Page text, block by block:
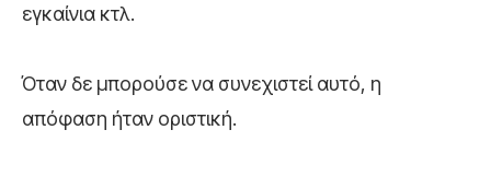
εγκαίνια κτλ.
Όταν δε μπορούσε να συνεχιστεί αυτό, η
απόφαση ήταν οριστική.